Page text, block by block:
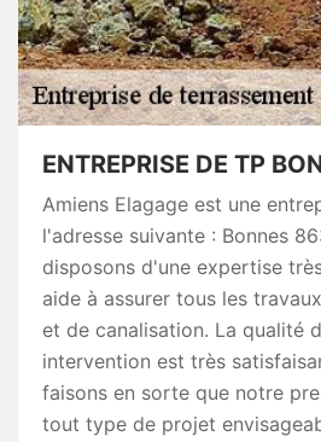
ENTREPRISE DE TP
Amiens Elagage est une
l'adresse suivante : Bonnes
disposons d'une expertise
aide à assurer tous les
et de canalisation. La qualité
intervention est très
faisons en sorte que notre
tout type de projet